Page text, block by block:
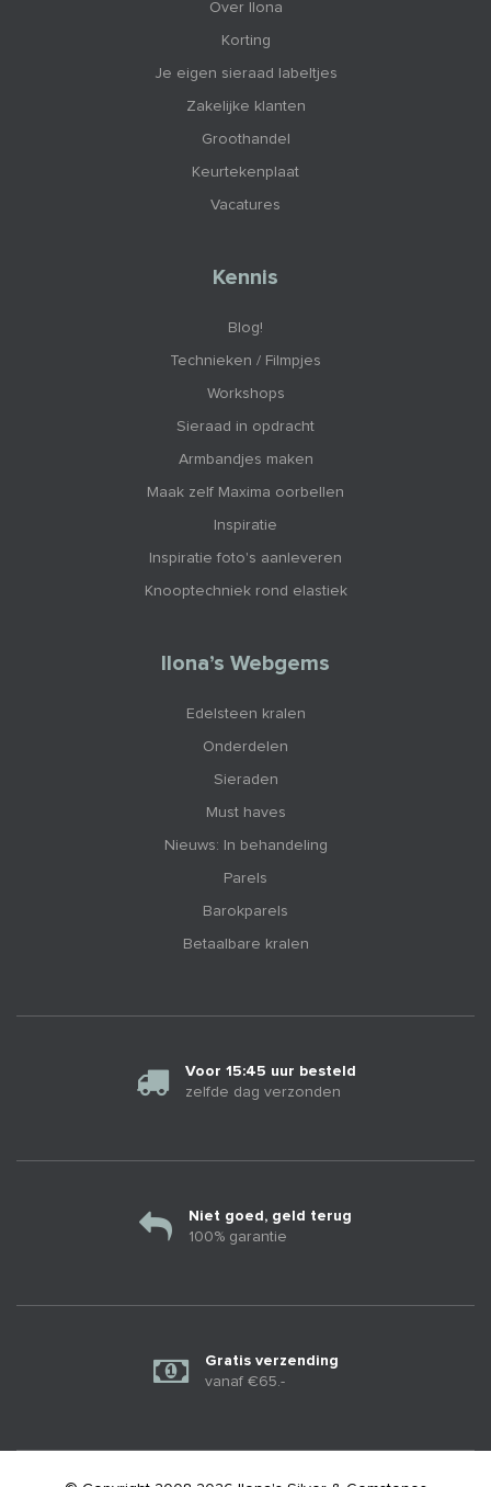
Over Ilona
Korting
Je eigen sieraad labeltjes
Zakelijke klanten
Groothandel
Keurtekenplaat
Vacatures
Kennis
Blog!
Technieken / Filmpjes
Workshops
Sieraad in opdracht
Armbandjes maken
Maak zelf Maxima oorbellen
Inspiratie
Inspiratie foto's aanleveren
Knooptechniek rond elastiek
Ilona’s Webgems
Edelsteen kralen
Onderdelen
Sieraden
Must haves
Nieuws: In behandeling
Parels
Barokparels
Betaalbare kralen
Voor 15:45 uur besteld
zelfde dag verzonden
Niet goed, geld terug
100% garantie
Gratis verzending
vanaf €65.-